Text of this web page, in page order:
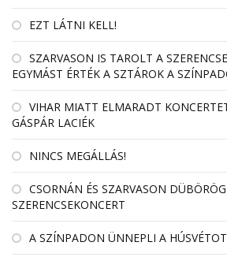
EZT LÁTNI KELL!
SZARVASON IS TAROLT A
EGYMÁST ÉRTÉK A SZTÁROK A
VIHAR MIATT ELMARADT
GÁSPÁR LACIÉK
NINCS MEGÁLLÁS!
CSORNÁN ÉS SZARVASON
SZERENCSEKONCERT
A SZÍNPADON ÜNNEPLI A